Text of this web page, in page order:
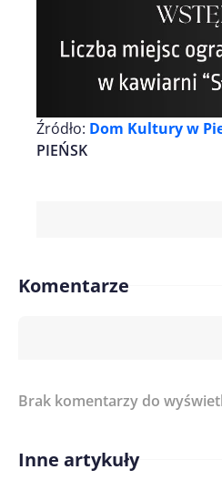
Źródło: Dom Kultury w
PIEŃSK
Komentarze
Imię/
Brak komentarzy do
Inne artykuły